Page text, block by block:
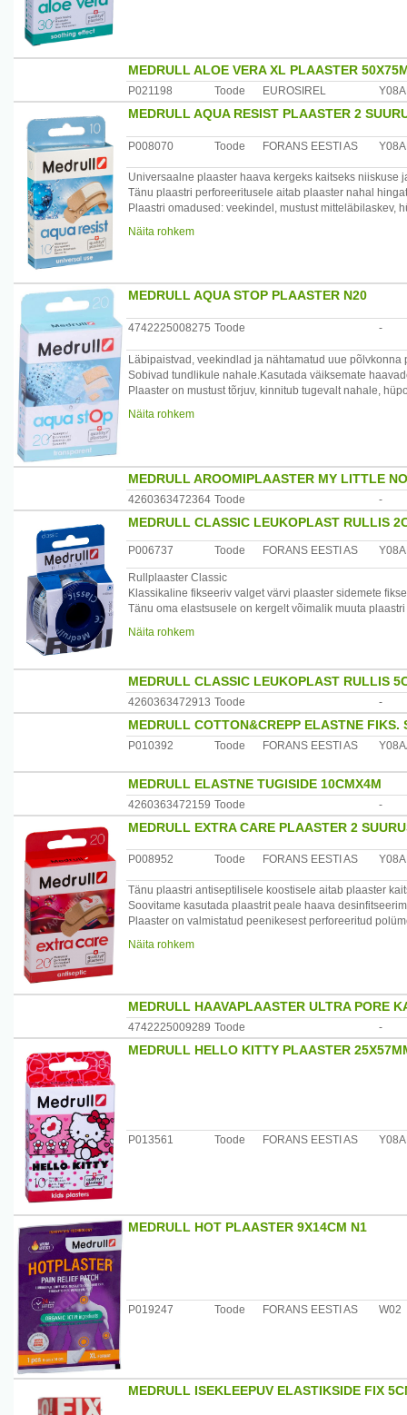
MEDRULL ALOE VERA XL PLAASTER
P021198 Toode EUROSIREL
MEDRULL AQUA RESIST PLAASTER 2
P008070 Toode FORANS EESTI AS
Universaalne plaaster haava kergeks kaitseks niiskuse
Tänu plaastri perforeeritusele aitab plaaster nahal
Plaastri omadused: veekindel, mustust mitteläbilaskev,
kaitseb haava.
Maalatooja : Forans Eesti, Posti 23, Loksa 74805
Näita rohkem
MEDRULL AQUA STOP PLAASTER N20
4742225008275 Toode -
Läbipaistvad, veekindlad ja nähtamatud uue
Sobivad tundlikule nahale.Kasutada väiksemate
Plaaster on mustust tõrjuv, kinnitub tugevalt nahale,
Päritoluriik: ?veits
Maaletooja: Forans Eesti AS
Näita rohkem
MEDRULL AROOMIPLAASTER MY LITTLE
4260363472364 Toode -
MEDRULL CLASSIC LEUKOPLAST RULLIS
P006737 Toode FORANS EESTI AS
Rullplaaster Classic
Klassikaline fikseeriv valget värvi plaaster sidemete
Tänu oma elastsusele on kergelt võimalik muuta
Materjali struktuur: Riideriba tsinkoksiidi alusel.
Näita rohkem
MEDRULL CLASSIC LEUKOPLAST RULLIS
4260363472913 Toode -
MEDRULL COTTON&CREPP ELASTNE FIKS.
P010392 Toode FORANS EESTI AS
MEDRULL ELASTNE TUGISIDE 10CMX4M
4260363472159 Toode -
MEDRULL EXTRA CARE PLAASTER 2
P008952 Toode FORANS EESTI AS
Tänu plaastri antiseptilisele koostisele aitab plaaster
Soovitame kasutada plaastrit peale haava
Plaaster on valmistatud peenikesest perforeeritud
Plaastri absorbeeriv padjake on hästi imav, mis on
Maaletooja: Forans Eesti, Posti 23, Loksa 74805
Näita rohkem
MEDRULL HAAVAPLAASTER ULTRA PORE
4742225009289 Toode -
MEDRULL HELLO KITTY PLAASTER
P013561 Toode FORANS EESTI AS
MEDRULL HOT PLAASTER 9X14CM N1
P019247 Toode FORANS EESTI AS W02
MEDRULL ISEKLEEPUV ELASTIKSIDE FIX